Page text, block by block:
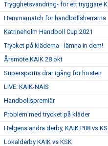
Trygghetsvandring- för ett tryggare
Hemmamatch för handbollsherrarna
Katrineholm Handboll Cup 2021
Trycket på kläderna - lämna in dem!
Årsmöte KAIK 28 okt
Supersportis drar igång för hösten
LIVE: KAIK-NAIS
Handbollspremiär
Problem med trycket på kläder
Helgens andra derby, KAIK P08 vs
Lokalderby KAIK vs KSK